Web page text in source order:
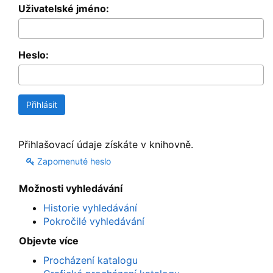
Uživatelské jméno:
Heslo:
Přihlašovací údaje získáte v knihovně.
Zapomenuté heslo
Možnosti vyhledávání
Historie vyhledávání
Pokročilé vyhledávání
Objevte více
Procházení katalogu